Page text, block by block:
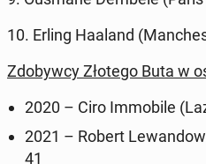
10. Erling Haaland
Zdoby­w­cy Złotego Buta w
2020 – Ciro Im­mo­bile
2021 – Robert
41